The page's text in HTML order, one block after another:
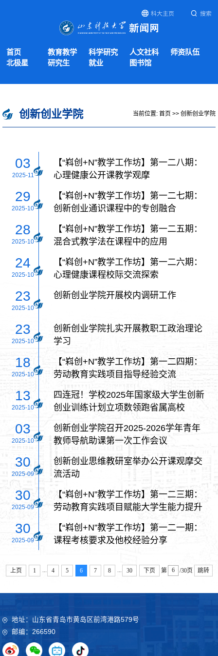
科大主页 搜索
首页 教育教学 科学研究 人文社科
师资队伍
北极星
研究生 就业 图书馆
创新创业学院 当前位置: 首页 >> 创新创业学院
03
2025-11
【“嵙创+N”教学工作坊】第一二八期：
心理健康公开课教学观摩
29
2025-10
【“嵙创+N”教学工作坊】第一二七期：
创新创业通识课程中的专创融合
28
2025-10
【“嵙创+N”教学工作坊】第一二五期：
混合式教学法在课程中的应用
24
2025-10
【“嵙创+N”教学工作坊】第一二六期：
心理健康课程校际交流探索
23
2025-10
创新创业学院开展校内调研工作
23
2025-10
创新创业学院扎实开展教职工政治理论
学习
18
2025-10
【“嵙创+N”教学工作坊】第一二四期：
劳动教育实践项目指导经验交流
13
2025-10
四连冠！学校2025年国家级大学生创新
创业训练计划立项数领跑省属高校
03
2025-10
创新创业学院召开2025-2026学年青年
教师导航助课第一次工作会议
30
2025-09
创新创业思维教研室举办公开课观摩交
流活动
30
2025-09
【“嵙创+N”教学工作坊】第一二三期：
劳动教育实践项目赋能大学生能力提升
30
2025-09
【“嵙创+N”教学工作坊】第一二一期：
课程考核要求及他校经验分享
上页 1 4 5 6 7 8 30 下页 第 /30页 跳转
地址：山东省青岛市黄岛区前湾港路579号
邮编：266590